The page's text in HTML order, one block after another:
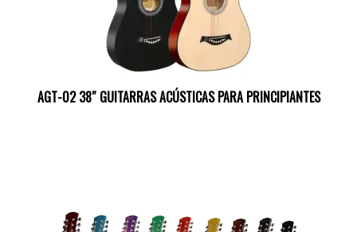
AGT-02 38″ GUITARRAS ACÚSTICAS PARA PRINCIPIANTES